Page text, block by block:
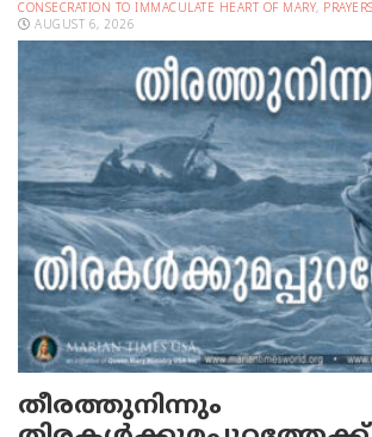
CONSECRATION TO IMMACULATE HEART OF MARY, PRAYERS
AUGUST 6, 2026
തീരത്തുനിന്നും